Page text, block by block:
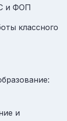
и ФОП
классного
и